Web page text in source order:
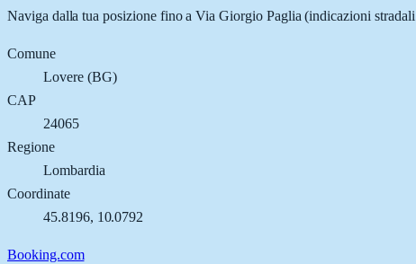
Naviga dalla tua posizione fino aVia Giorgio Paglia (indicazioni stradali
Comune
Lovere(BG)
CAP
24065
Regione
Lombardia
Coordinate
45.8196, 10.0792
Booking.com